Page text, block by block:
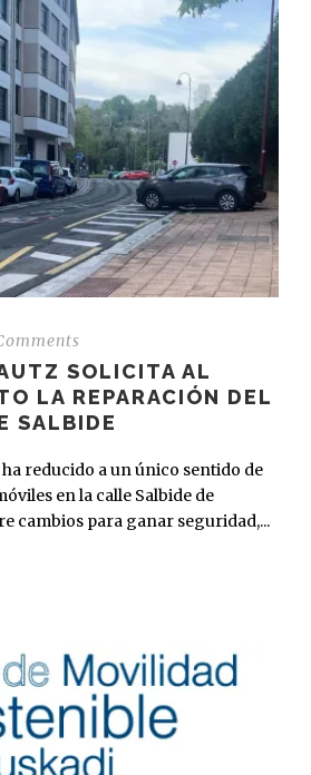
SOLICITA AL
LA REPARACIÓN DEL
SALBIDE
ha reducido a un único sentido de
en la calle Salbide de
cambios para ganar seguridad,...